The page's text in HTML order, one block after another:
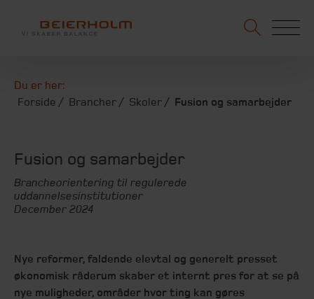
Du er her:
Forside
Brancher Skoler Fusion og samarbejder
Fusion og samarbejder
Brancheorientering til regulerede
uddannelsesinstitutioner
December 2024
Nye reformer, faldende elevtal og generelt presset
økonomisk råderum skaber et internt pres for at se på
nye muligheder, områder hvor ting kan gøres